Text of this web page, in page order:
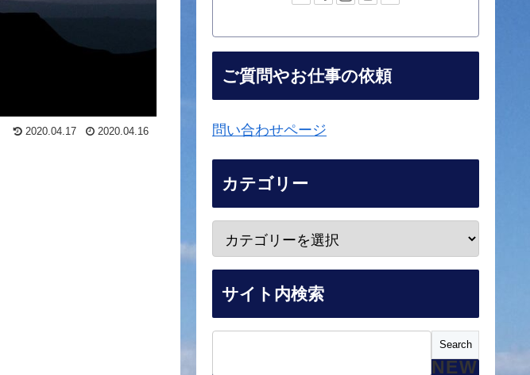
2020.04.17 2020.04.16
ご質問やお仕事の依頼
問い合わせページ
カテゴリー
サイト内検索
NEW